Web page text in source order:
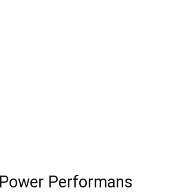
Performans